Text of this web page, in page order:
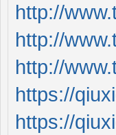
http://
http://
http://
https://
https://